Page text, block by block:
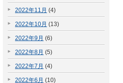
2022年11月 (4)
2022年10月 (13)
2022年9月 (6)
2022年8月 (5)
2022年7月 (4)
2022年6月 (10)